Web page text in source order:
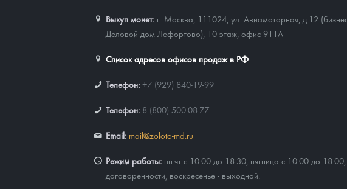
Выкуп монет: г. Москва, 111024, ул. Авиамоторная, д.12
Деловой дом Лефортово), 10 этаж, офис 911А
Список адресов офисов продаж в РФ
Телефон: +7 (929) 840-19-99
Телефон: 8 (800) 500-08-77
Email: mail@zoloto-md.ru
Режим работы: пн-чт с 10:00 до 18:30, пятница с 10:00 до
договоренности, воскресенье - выходной.